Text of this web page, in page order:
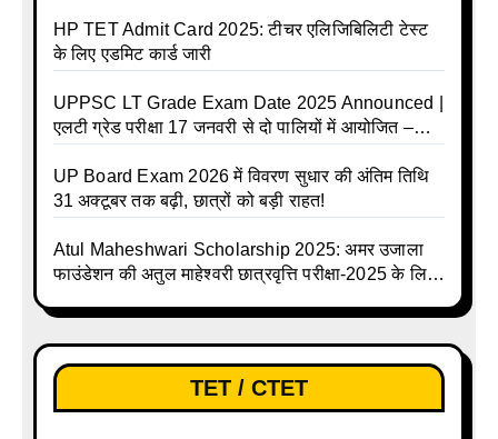
HP TET Admit Card 2025: टीचर एलिजिबिलिटी टेस्ट
के लिए एडमिट कार्ड जारी
UPPSC LT Grade Exam Date 2025 Announced |
एलटी ग्रेड परीक्षा 17 जनवरी से दो पालियों में आयोजित –
UP Board Exam 2026 में विवरण सुधार की अंतिम तिथि
31 अक्टूबर तक बढ़ी, छात्रों को बड़ी राहत!
Atul Maheshwari Scholarship 2025: अमर उजाला
फाउंडेशन की अतुल माहेश्वरी छात्रवृत्ति परीक्षा-2025 के लिए
TET / CTET